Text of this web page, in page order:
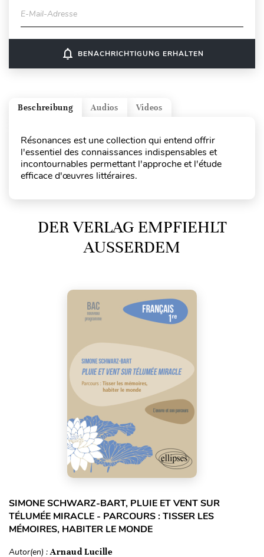
E-Mail-Adresse
notifications_none BENACHRICHTIGUNG ERHALTEN
Videos
Audios
Beschreibung
Résonances est une collection qui entend offrir
l'essentiel des connaissances indispensables et
incontournables permettant l'approche et l'étude
efficace d'œuvres littéraires.
DER VERLAG EMPFIEHLT
AUSSERDEM
SIMONE SCHWARZ-BART, PLUIE ET VENT SUR
TÉLUMÉE MIRACLE - PARCOURS : TISSER LES
MÉMOIRES, HABITER LE MONDE
Autor(en) :Arnaud Lucille